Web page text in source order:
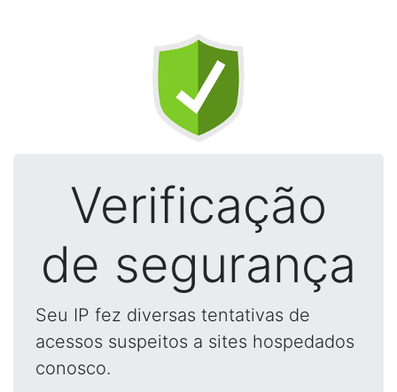
Verificação
de segurança
Seu IP fez diversas tentativas de
acessos suspeitos a sites hospedados
conosco.